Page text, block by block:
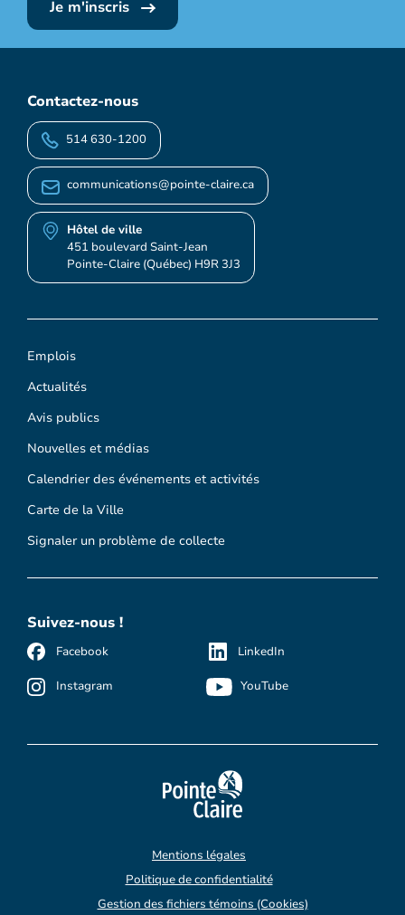
Je m'inscris
Emplois
Actualités
Avis publics
Nouvelles et médias
Calendrier des événements et activités
Carte de la Ville
Signaler un problème de collecte
Contactez-nous
514 630-1200
communications@pointe-claire.ca
Hôtel de ville
451 boulevard Saint-Jean
Pointe-Claire (Québec) H9R 3J3
Suivez-nous !
Facebook
Instagram
LinkedIn
YouTube
Mentions légales
Politique de confidentialité
Gestion des fichiers témoins (Cookies)